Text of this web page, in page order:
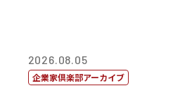
2026.08.05
企業家倶楽部アーカイブ